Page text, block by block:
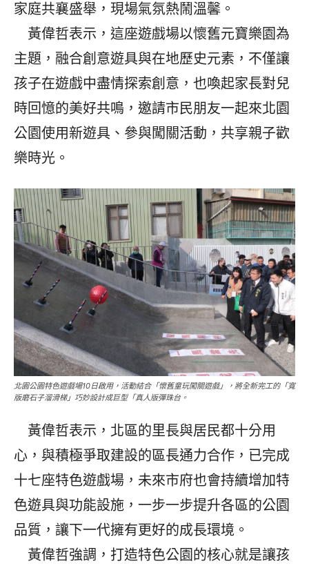
家庭共襄盛舉，現場氣氛熱鬧溫馨。
黃偉哲表示，這座遊戲場以懷舊元寶樂園為
主題，融合創意遊具與在地歷史元素，不僅讓
孩子在遊戲中盡情探索創意，也喚起家長對兒
時回憶的美好共鳴，邀請市民朋友一起來北園
公園使用新遊具、參與闖關活動，共享親子歡
樂時光。
北園公園特色遊戲場10日啟用，活動結合「懷舊童玩闖關遊戲」，將全新完工的「寬
版磨石子溜滑梯」巧妙設計成巨型「真人版彈珠台。
黃偉哲表示，北區的里長與居民都十分用
心，與積極爭取建設的區長通力合作，已完成
十七座特色遊戲場，未來市府也會持續增加特
色遊具與功能設施，一步一步提升各區的公園
品質，讓下一代擁有更好的成長環境。
黃偉哲強調，打造特色公園的核心就是讓孩